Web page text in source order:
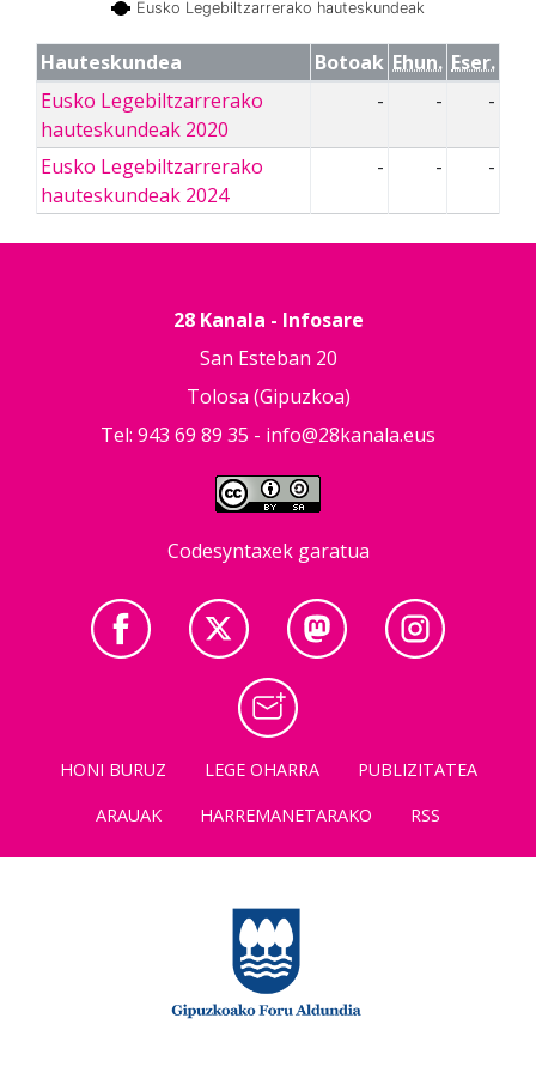
Eusko Legebiltzarrerako hauteskundeak
Hauteskundea Botoak Ehun. Eser.
Eusko Legebiltzarrerako
hauteskundeak 2020
- - -
Eusko Legebiltzarrerako
hauteskundeak 2024
- - -
28 Kanala - Infosare
San Esteban 20
Tolosa (Gipuzkoa)
Tel: 943 69 89 35 - info@28kanala.eus
Codesyntaxek garatua
HONI BURUZ LEGE OHARRA
PUBLIZITATEA
ARAUAK
HARREMANETARAKO RSS